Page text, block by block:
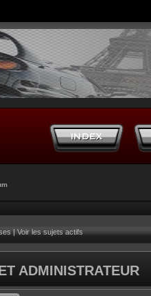
|Voir les sujets actifs
ADMINISTRATEUR